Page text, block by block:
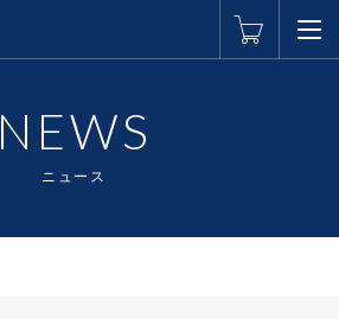
NEWS
ニュース